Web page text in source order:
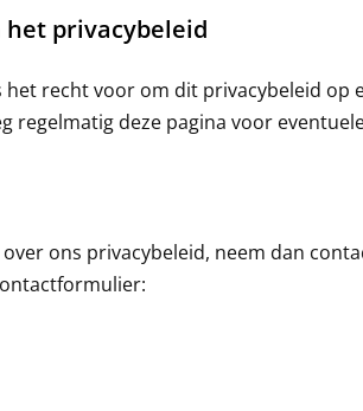
privacybeleid
het recht voor om dit privacybeleid op
regelmatig deze pagina voor
ons privacybeleid, neem dan